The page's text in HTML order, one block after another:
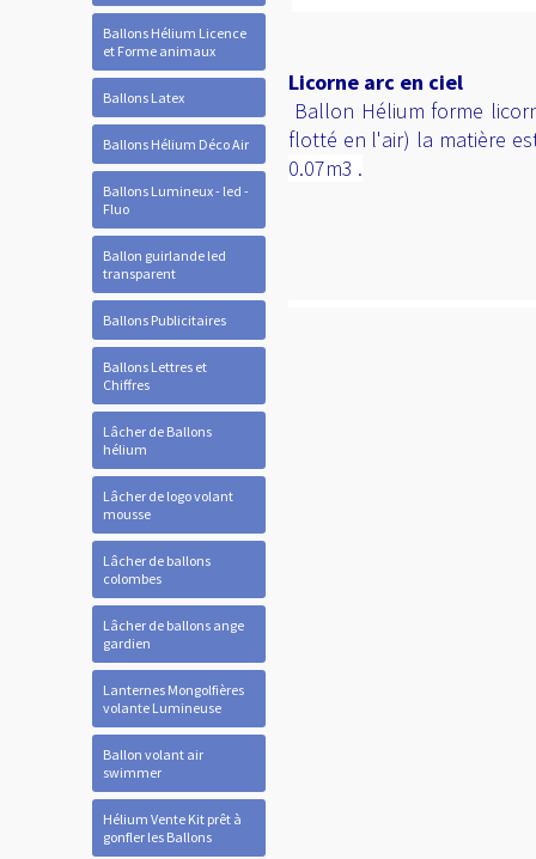
Ballons Hélium Licence
et Forme animaux
Ballons Latex
Ballons Hélium Déco Air
Ballons Lumineux - led -
Fluo
Ballon guirlande led
transparent
Ballons Publicitaires
Ballons Lettres et
Chiffres
Lâcher de Ballons
hélium
Lâcher de logo volant
mousse
Lâcher de ballons
colombes
Lâcher de ballons ange
gardien
Lanternes Mongolfières
volante Lumineuse
Ballon volant air
swimmer
Hélium Vente Kit prêt à
gonfler les Ballons
Licorne arc en ciel
Ballon Hélium forme
flotté en l'air) la matière
0.07m3 .